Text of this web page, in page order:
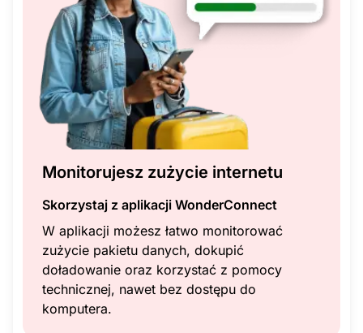
Monitorujesz zużycie internetu
Skorzystaj z aplikacji WonderConnect
W aplikacji możesz łatwo monitorować
zużycie pakietu danych, dokupić
doładowanie oraz korzystać z pomocy
technicznej, nawet bez dostępu do
komputera.